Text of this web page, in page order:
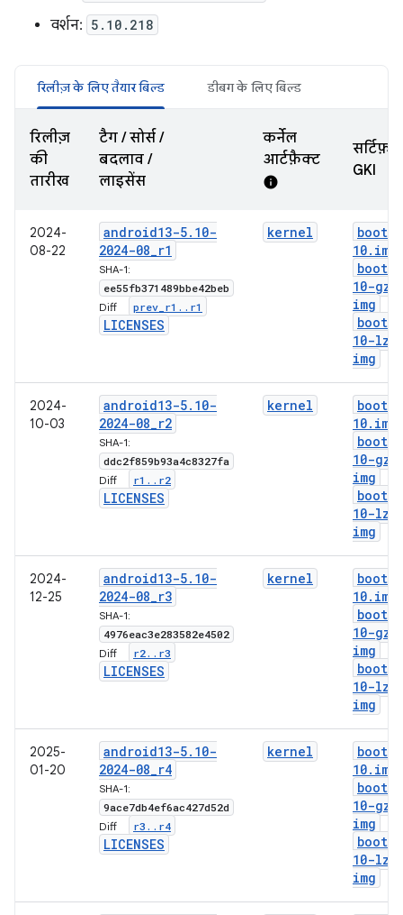
वर्शन: 5.10.218
रिलीज़ के लिए तैयार बिल्ड डीबग के लिए बिल्ड
रिलीज़
की
तारीख
टैग / सोर्स /
बदलाव /
लाइसेंस
कर्नेल
आर्टफ़ैक्ट
info
GKI
2024-
08-22
android13-5. 10-
2024-08_r1
SHA-1:
ee55fb371489bbe42beb
Diff: prev r1 . . r1
LICENSES
kernel
boot-5
10. img
boot-5
10-gz
img
boot-5
10-lz4
img
2024-
10-03
android13-5. 10-
2024-08_r2
SHA-1:
ddc2f859b93a4c8327fa
Diff: r1 . . r2
LICENSES
kernel
boot-5
10. img
boot-5
10-gz
img
boot-5
10-lz4
img
2024-
12-25
android13-5. 10-
2024-08_r3
SHA-1:
4976eac3e283582e4502
Diff: r2. . r3
LICENSES
kernel
boot-5
10. img
boot-5
10-gz
img
boot-5
10-lz4
img
2025-
01-20
android13-5. 10-
2024-08_r4
SHA-1:
9ace7db4ef6ac427d52d
Diff: r3 . . r4
LICENSES
kernel
boot-5
10. img
boot-5
10-gz
img
boot-5
10-lz4
img